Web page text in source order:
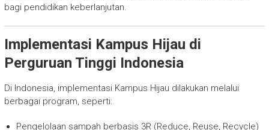
bagi pendidikan keberlanjutan.
Implementasi Kampus Hijau di
Perguruan Tinggi Indonesia
Di Indonesia, implementasi Kampus Hijau dilakukan melalui
berbagai program, seperti:
Pengelolaan sampah berbasis 3R (Reduce, Reuse, Recycle)